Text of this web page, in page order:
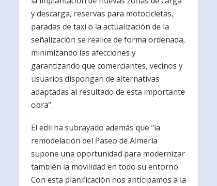
y descarga, reservas para motocicletas,
paradas de taxi o la actualización de la
señalización se realice de forma ordenada,
minimizando las afecciones y
garantizando que comerciantes, vecinos y
usuarios dispongan de alternativas
adaptadas al resultado de esta importante
obra”.
El edil ha subrayado además que “la
remodelación del Paseo de Almería
supone una oportunidad para modernizar
también la movilidad en todo su entorno.
Con esta planificación nos anticipamos a la